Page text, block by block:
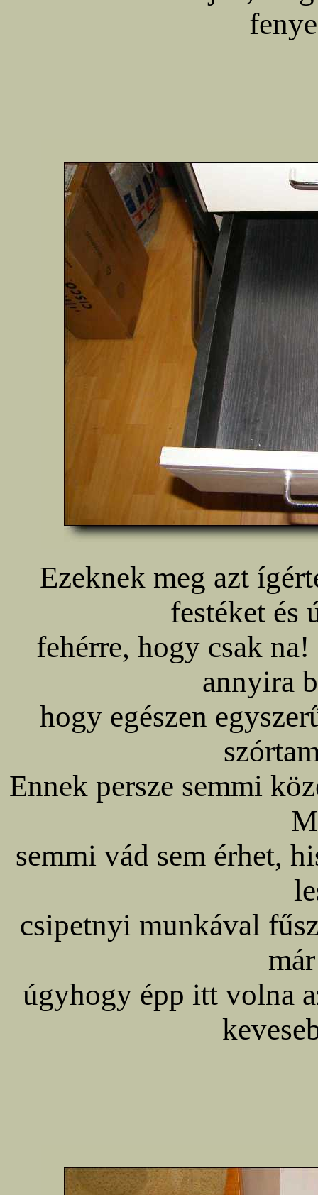
Ezeknek meg azt
festéket és
fehérre, hogy csak
annyira
hogy egészen
Ennek persze semmi
semmi vád sem érhet,
csipetnyi munkával
úgyhogy épp itt volna